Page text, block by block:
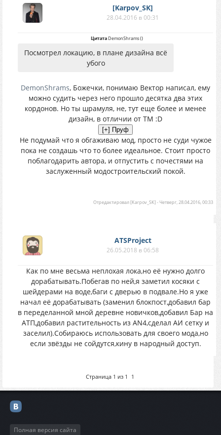
[Karpov_SK]
28.04.2016 в 00:31
ЦитатаDemonShrams()
Посмотрел локацию, в плане дизайна всё
убого
DemonShrams, Божечки, понимаю Вектор написал, ему
можно судить через него прошло десятка два этих
кордонов. Но ты шрамуля, не, тут еще более и менее
дизайн, в отличии от ТМ :D
Не подумай что я обгаживаю мод, просто не суди чужое
пока не создашь что то более идеальное. Стоит просто
поблагодарить автора, и отпустить с почестями на
заслуженный модостроительский покой.
Отредактировал[Karpov_SK]-Четверг, 28.04.2016, 00:33
ATSProject
26.05.2018 в 06:58
Как по мне весьма неплохая лока,но её нужно долго
дорабатывать.Побегав по ней,я заметил косяки с
шейдерами на воде,баги с дверью в подвале.Но я уже
начал её дорабатывать (заменил блокпост,добавил бар
в переделанной мной деревне новичков,добавил Бар на
АТП,добавил растительность из AN4,сделал АИ сетку и
заселил).Собираюсь использовать для своего мода,но
если звёзды не сойдутся,кину в народный доступ.
Страница 1 из 1 1
Полная версия сайта